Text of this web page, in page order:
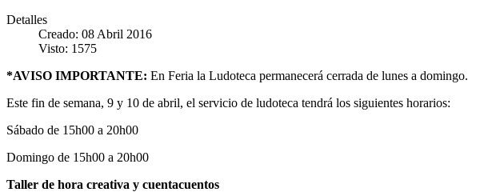
Detalles
Creado: 08 Abril 2016
Visto: 1575
*AVISO IMPORTANTE: En Feria la Ludoteca permanecerá cerrada de lunes a domingo.
Este fin de semana, 9 y 10 de abril, el servicio de ludoteca tendrá los siguientes horarios:
Sábado de 15h00 a 20h00
Domingo de 15h00 a 20h00
Taller de hora creativa y cuentacuentos